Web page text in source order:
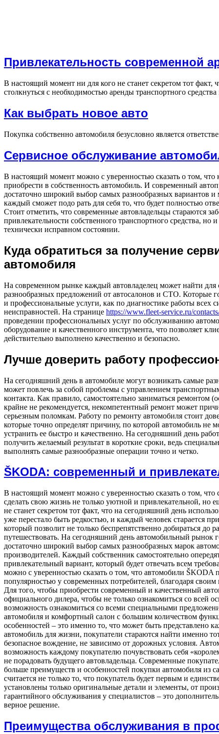
Привлекательность современной
В настоящий момент ни для кого не станет секретом тот
столкнуться с необходимостью аренды транспортного
Как выбрать новое авто
Покупка собственно автомобиля безусловно является
Сервисное обслуживание
В настоящий момент можно с уверенностью сказать о том, что
приобрести в собственность автомобиль. И современный
достаточно широкий выбор самых разнообразных вариантов
каждый сможет подо рать для себя то, что будет полностью
Стоит отметить, что современные автовладельцы стараются
привлекательности собственного транспортного средства, но
технически исправном состоянии.
Куда обратиться за получение
автомобиля
На современном рынке каждый автовладелец может найти для
разнообразных предложений от автосалонов и СТО. Которые
и профессиональные услуги, как по диагностике работы всех
неисправностей. На странице https://www.fleet-service.ru/
проведении профессиональных услуг по обслуживанию
оборудование и качественного инструмента, что позволяет
действительно выполнено качественно и безопасно.
Лучше доверить работу
На сегодняшний день в автомобиле могут возникать самые
может повлечь за собой проблемы с управлением
контакта. Как правило, самостоятельно заниматься ремонтом
крайне не рекомендуется, некомпетентный ремонт может
серьезным поломкам. Работу по ремонту автомобиля стоит
которые точно определят причину, по которой автомобиль не
устранить ее быстро и качественно. На сегодняшний день
получить желаемый результат в короткие сроки, ведь
выполнять самые разнообразные операции точно и четко.
ŠKODA: современный и
В настоящий момент можно с уверенностью сказать о том, что
сделать свою жизнь не только уютной и привлекательной, но
не станет секретом тот факт, что на сегодняшний день
уже перестало быть редкостью, и каждый человек старается
который позволит не только беспрепятственно добираться до
путешествовать. На сегодняшний день автомобильный рынок
достаточно широкий выбор самых разнообразных марок
производителей. Каждый собственник самостоятельно
привлекательный вариант, который будет отвечать всем
можно с уверенностью сказать о том, что автомобили ŠKODA
популярностью у современных потребителей, благодаря
Для того, чтобы приобрести современный и качественный
официального дилера, чтобы не только ознакомиться со всей
возможность ознакомиться со всеми специальными
автомобиля и комфортный салон с большим количеством
особенностей – это именно то, что может быть представлено
автомобиль для жизни, покупатели стараются найти именно
безопасное вождение, не зависимо от дорожных условия.
возможность каждому покупателю почувствовать себя
не порадовать будущего автовладельца. Современные
больше преимуществ и особенностей покупки автомобиля из
считается не только то, что покупатель будет первым и
установлены только оригинальные детали и элементы, от
гарантийного обслуживания у специалистов – это
верное решение.
Преимущества обслуживания в